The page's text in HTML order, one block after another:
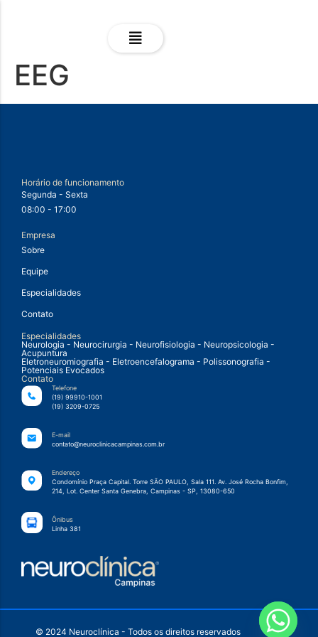
EEG
Horário de funcionamento
Segunda - Sexta
08:00 - 17:00
Empresa
Sobre
Equipe
Especialidades
Contato
Especialidades
Neurologia - Neurocirurgia - Neurofisiologia - Neuropsicologia -
Acupuntura
Eletroneuromiografia - Eletroencefalograma - Polissonografia -
Potenciais Evocados
Contato
Telefone
(19) 99910-1001
(19) 3209-0725
E-mail
contato@neuroclinicacampinas.com.br
Endereço
Condomínio Praça Capital. Torre SÃO PAULO, Sala 111. Av. José Rocha Bonfim,
214, Lot. Center Santa Genebra, Campinas - SP, 13080-650
Ônibus
Linha 381
© 2024 Neuroclínica - Todos os direitos reservados